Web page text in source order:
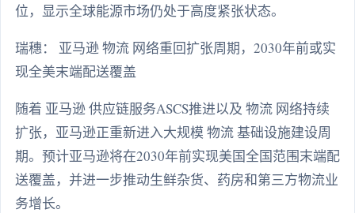
位，显示全球能源市场仍处于高度紧张状态。
瑞穗： 亚马逊 物流 网络重回扩张周期，2030年前或实
现全美末端配送覆盖
随着 亚马逊 供应链服务ASCS推进以及 物流 网络持续
扩张，亚马逊正重新进入大规模 物流 基础设施建设周
期。预计亚马逊将在2030年前实现美国全国范围末端配
送覆盖，并进一步推动生鲜杂货、药房和第三方物流业
务增长。